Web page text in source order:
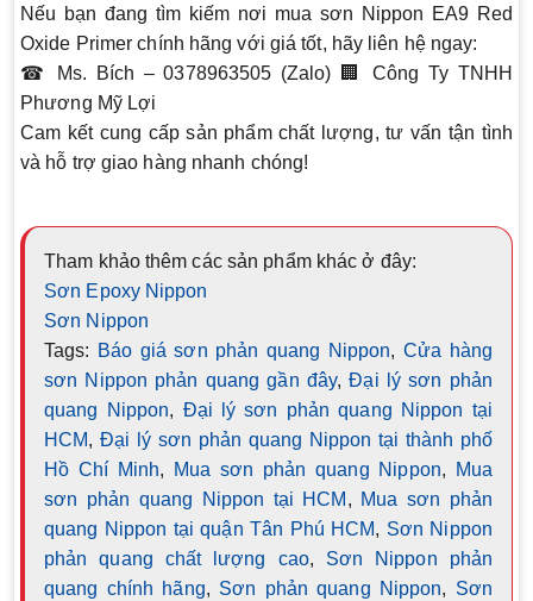
Nếu bạn đang tìm kiếm nơi mua sơn Nippon EA9 Red
Oxide Primer chính hãng với giá tốt, hãy liên hệ ngay:
☎
Ms. Bích – 0378963505 (Zalo) 🏢 Công Ty TNHH
Phương Mỹ Lợi
Cam kết cung cấp sản phẩm chất lượng, tư vấn tận tình
và hỗ trợ giao hàng nhanh chóng!
Tham khảo thêm các sản phẩm khác ở đây:
Sơn Epoxy Nippon
Sơn Nippon
Tags: Báo giá sơn phản quang Nippon, Cửa hàng
sơn Nippon phản quang gần đây,Đại lý sơn phản
quang Nippon, Đại lý sơn phản quang Nippon tại
HCM, Đại lý sơn phản quang Nippon tại thành phố
Hồ Chí Minh, Mua sơn phản quang Nippon,
Mua
sơn phản quang Nippon tại HCM , Mua sơn phản
quang Nippon tại quận Tân Phú HCM, Sơn Nippon
phản quang chất lượng cao, Sơn Nippon phản
quang chính hãng, Sơn phản quang Nippon, Sơn